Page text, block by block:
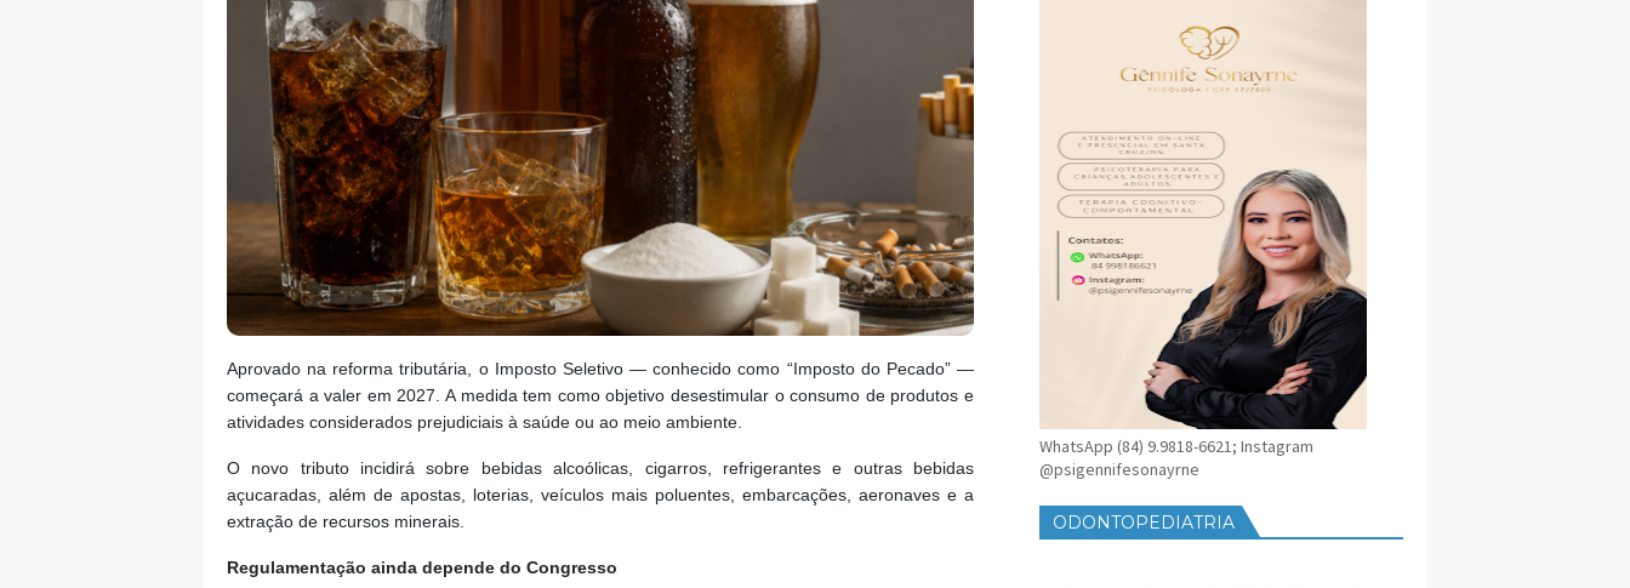
Aprovado na reforma tributária, o Imposto Seletivo — conhecido como “Imposto do Pecado” —
começará a valer em 2027. A medida tem como objetivo desestimular o consumo de produtos e
atividades considerados prejudiciais à saúde ou ao meio ambiente.
O novo tributo incidirá sobre bebidas alcoólicas, cigarros, refrigerantes e outras bebidas
açucaradas, além de apostas, loterias, veículos mais poluentes, embarcações, aeronaves e a
extração de recursos minerais.
Regulamentação ainda depende do Congresso
WhatsApp (84) 9.9818-6621; Instagram
@psigennifesonayrne
ODONTOPEDIATRIA